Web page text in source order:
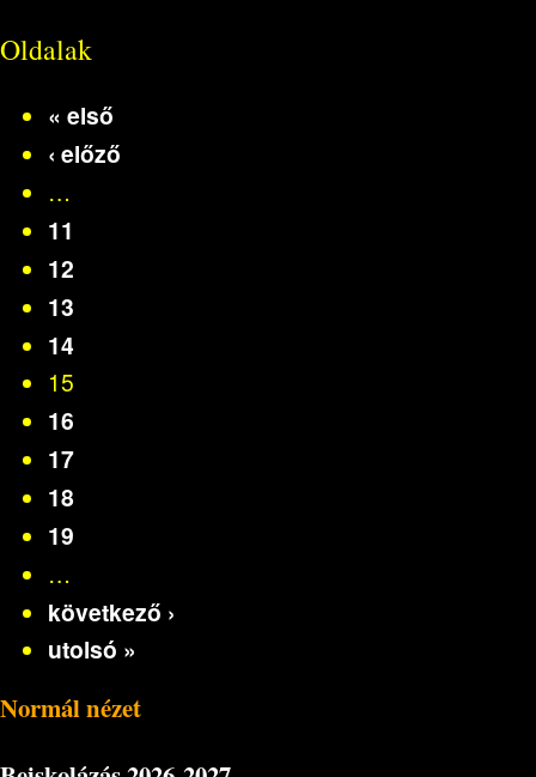
Oldalak
« első
‹ előző
…
11
12
13
14
15
16
17
18
19
…
következő ›
utolsó »
Normál nézet